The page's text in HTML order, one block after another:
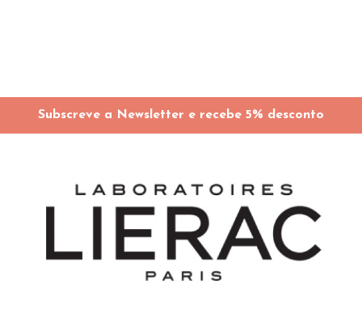
Subscreve a Newsletter e recebe 5% desconto